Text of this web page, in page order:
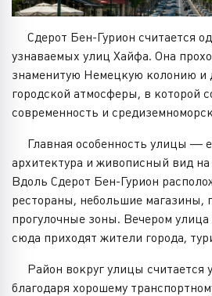
Сдерот Бен-Гурион считается
узнаваемых улиц Хайфа. Она
знаменитую Немецкую колонию и
городской атмосферы, в которой
современность и
Главная особенность улицы —
архитектура и живописный вид
Вдоль Сдерот Бен-Гурион
рестораны, небольшие магазины,
прогулочные зоны. Вечером улица
сюда приходят жители города,
Район вокруг улицы считается
благодаря хорошему